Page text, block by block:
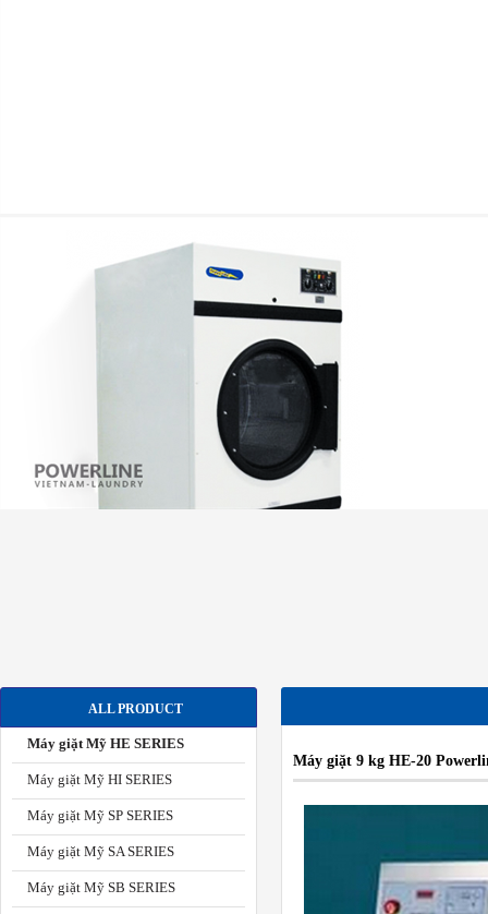
ALL PRODUCT
Máy giặt Mỹ HE SERIES
Máy giặt Mỹ HI SERIES
Máy giặt Mỹ SP SERIES
Máy giặt Mỹ SA SERIES
Máy giặt Mỹ SB SERIES
Máy giặt 9 kg HE-20